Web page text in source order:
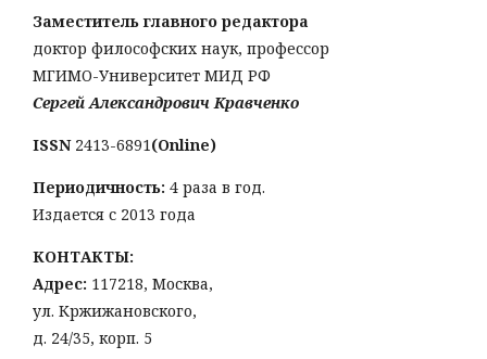
Заместитель главного редактора
доктор философских наук, профессор
МГИМО-Университет МИД РФ
Сергей Александрович Кравченко
ISSN 2413-6891(Online)
Периодичность: 4 раза в год.
Издается с 2013 года
КОНТАКТЫ:
Адрес: 117218, Москва,
ул. Кржижановского,
д. 24/35, корп. 5